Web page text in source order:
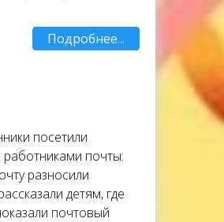
Подробнее...
посетили
почты:
разносили
детям, где
почтовый